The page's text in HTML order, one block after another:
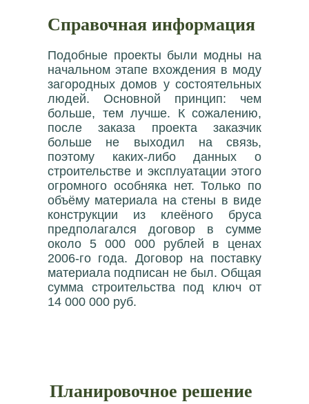
Справочная информация
Подобные проекты были модны на
начальном этапе вхождения в моду
загородных домов у состоятельных
людей. Основной принцип: чем
больше, тем лучше. К сожалению,
после заказа проекта заказчик
больше не выходил на связь,
поэтому каких-либо данных о
строительстве и эксплуатации этого
огромного особняка нет. Только по
объёму материала на стены в виде
конструкции из клеёного бруса
предполагался договор в сумме
около 5 000 000 рублей в ценах
2006-го года. Договор на поставку
материала подписан не был. Общая
сумма строительства под ключ от
14 000 000 руб.
Планировочное решение